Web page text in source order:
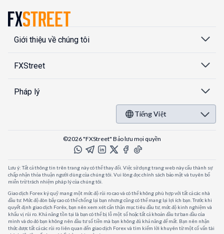
Giới thiệu về chúng tôi
FXStreet
Pháp lý
Tiếng Việt
©2026 "FXStreet" Bảo lưu mọi quyền
Lưu ý: Tất cả thông tin trên trang này có thể thay đổi. Việc sử dụng trang web này cấu thành sự
chấp nhận thỏa thuận người dùng của chúng tôi. Vui lòng đọc chính sách bảo mật và tuyên bố
miễn trừ trách nhiệm pháp lý của chúng tôi.
Giao dịch Forex ký quỹ mang một mức độ rủi ro cao và có thể không phù hợp với tất cả các nhà
đầu tư. Mức độ đòn bẩy cao có thể chống lại bạn nhưng cũng có thể mang lại lợi ích bạn. Trước khi
quyết định giao dịch Forêx, bạn nên xem xét cẩn thận mục tiêu đầu tư, mức độ kinh nghiệm và
khẩu vị rủi ro. Khả năng tồn tại là bạn có thể bị lỗ một số hoặc tất cả khoản đầu tư ban đầu của
mình và do đó bạn không nên đầu tư số tiền mà bạn không đủ khả năng để mất. Bạn nên nhận
thức được tất cả các rủi ro liên quan đến giao dịch Forex và tìm kiếm lời khuyên từ một cố vấn tài